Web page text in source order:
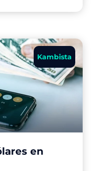
Kambista
en